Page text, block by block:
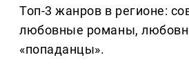
Топ-3 жанров в регионе:
любовные романы,
«попаданцы».